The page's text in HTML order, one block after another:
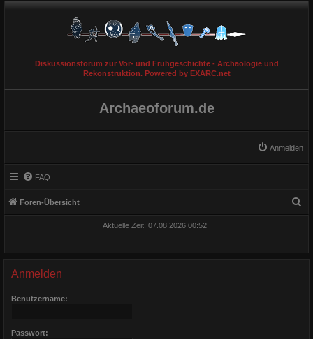
Diskussionsforum zur Vor- und Frühgeschichte - Archäologie und
Rekonstruktion. Powered by EXARC.net
Archaeoforum.de
Anmelden
FAQ
Foren-Übersicht
Aktuelle Zeit: 07.08.2026 00:52
Anmelden
Benutzername:
Passwort: